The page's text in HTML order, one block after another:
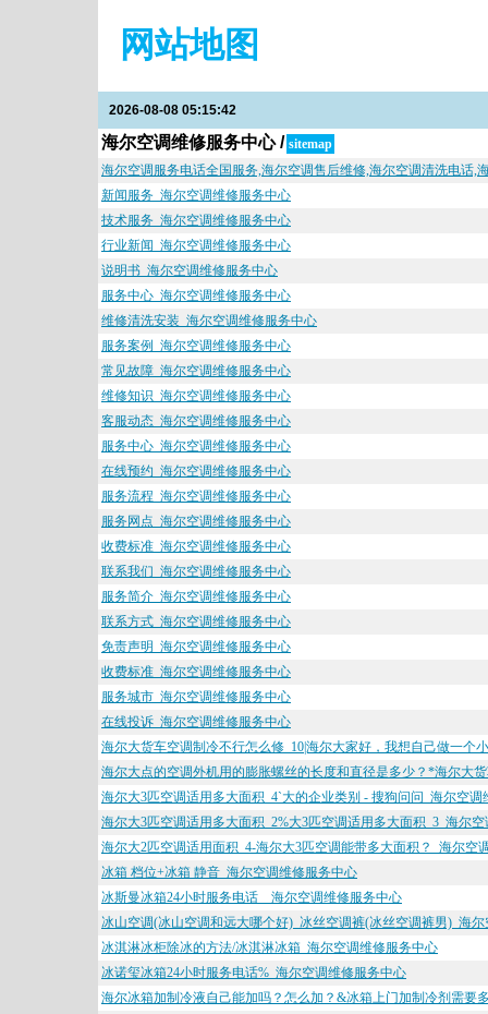
网站地图
2026-08-08 05:15:42
海尔空调维修服务中心 / sitemap
海尔空调服务电话全国服务,海尔空调售后维修,海尔空调清洗电话,
新闻服务_海尔空调维修服务中心
技术服务_海尔空调维修服务中心
行业新闻_海尔空调维修服务中心
说明书_海尔空调维修服务中心
服务中心_海尔空调维修服务中心
维修清洗安装_海尔空调维修服务中心
服务案例_海尔空调维修服务中心
常见故障_海尔空调维修服务中心
维修知识_海尔空调维修服务中心
客服动态_海尔空调维修服务中心
服务中心_海尔空调维修服务中心
在线预约_海尔空调维修服务中心
服务流程_海尔空调维修服务中心
服务网点_海尔空调维修服务中心
收费标准_海尔空调维修服务中心
联系我们_海尔空调维修服务中心
服务简介_海尔空调维修服务中心
联系方式_海尔空调维修服务中心
免责声明_海尔空调维修服务中心
收费标准_海尔空调维修服务中心
服务城市_海尔空调维修服务中心
在线投诉_海尔空调维修服务中心
海尔大货车空调制冷不行怎么修_10|海尔大家好，我想自己做一个
海尔大点的空调外机用的膨胀螺丝的长度和直径是多少？*海尔大
海尔大3匹空调适用多大面积_4`大的企业类别 - 搜狗问问_海尔空调
海尔大3匹空调适用多大面积_2%大3匹空调适用多大面积_3_海尔
海尔大2匹空调适用面积_4-海尔大3匹空调能带多大面积？_海尔空
冰箱 档位+冰箱 静音_海尔空调维修服务中心
冰斯曼冰箱24小时服务电话__海尔空调维修服务中心
冰山空调(冰山空调和远大哪个好)_冰丝空调裤(冰丝空调裤男)_海
冰淇淋冰柜除冰的方法/冰淇淋冰箱_海尔空调维修服务中心
冰诺玺冰箱24小时服务电话%_海尔空调维修服务中心
海尔冰箱加制冷液自己能加吗？怎么加？&冰箱上门加制冷剂需要